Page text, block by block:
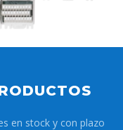
en stock y con plazo